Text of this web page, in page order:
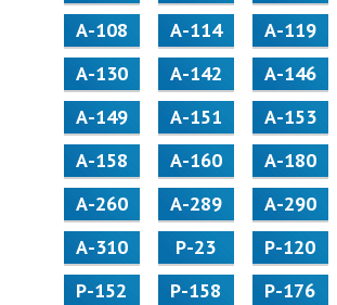
А-108
А-114 А-119
А-130
А-142 А-146
А-149
А-151 А-153
А-158
А-160 А-180
А-260
А-289 А-290
А-310
Р-23 Р-120
Р-152
Р-158 Р-176